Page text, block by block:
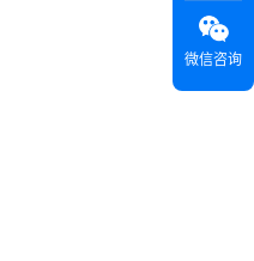
微信咨询